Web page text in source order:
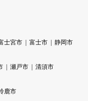
士宮市 富士市
静岡市
瀬戸市
清須市
鹿市